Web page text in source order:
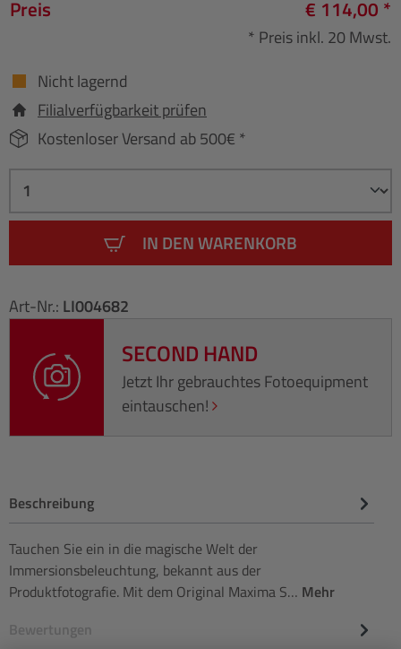
Preis € 114,00 *
* Preis inkl. 20 Mwst.
Nicht lagernd
Filialverfügbarkeit prüfen
Kostenloser Versand ab 500€ *
IN DEN WARENKORB
Art-Nr.: LI004682
SECOND HAND
Jetzt Ihr gebrauchtes Fotoequipment
eintauschen!
Beschreibung
Tauchen Sie ein in die magische Welt der
Immersionsbeleuchtung, bekannt aus der
Produktfotografie. Mit dem Original Maxima S… Mehr
Bewertungen